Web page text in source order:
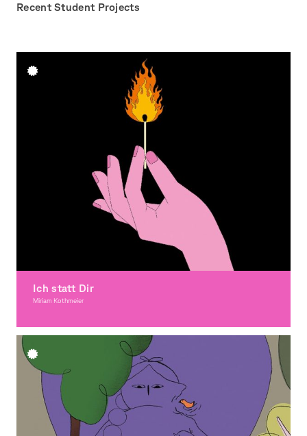
Recent Student Projects
Ich statt Dir
Miriam Kothmeier